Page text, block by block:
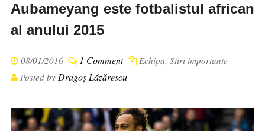
Aubameyang este fotbalistul african
al anului 2015
08/01/2016 1 Comment Echipa, Stiri importante
Posted by Dragoș Lăzărescu